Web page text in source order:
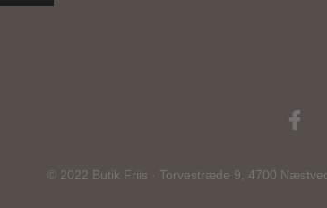
© 2022 Butik Friis · Torvestræde 9, 4700